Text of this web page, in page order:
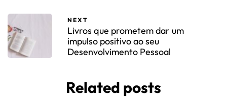
NEXT
Livros que prometem dar um
impulso positivo ao seu
Desenvolvimento Pessoal
Related posts